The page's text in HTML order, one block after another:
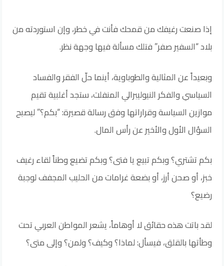
إذا صنعت رغيفك من قمحك فأنت في خطر، وإن استوردته من
بلاد “السفير صفر” فتلك مسألة فيها وجهة نظر.
وبعيداً عن المثالية والطوباوية، أينما حلّ الفقر والفساد
السياسي والفكر النيوليبرالي المنفلت، ستجد أغلبية تقيم
موازين السياسة وقراراتها وفق رسالة قصيرة: “بكم؟” ليصبح
السؤال الأول والأخير عن رأس المال.
بكم تشتري؟ وبكم تبيع يا فتى؟ وبكم تضيع وطناً لقاء رغيف
خبز، أو صحن أرز، أو بضعة غرامات من الحليب المجفف لوجبة
رضيع؟
لقد باتت هذه حقائق لا أوهاماً، يشعر المواطن العربي تحت
وطأتها بالقلق، فيسأل: لماذا؟ وكيف؟ ولمن؟ وإلى متى؟